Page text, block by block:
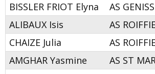
BISSLER FRIOT Elyna
AS
ALIBAUX Isis
AS
CHAIZE Julia
AS
AMGHAR Yasmine
AS ST